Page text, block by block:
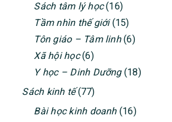
Sách tâm lý học(16)
Tầm nhìn thế giới(15)
Tôn giáo – Tâm linh(6)
Xã hội học(6)
Y học – Dinh Dưỡng(18)
Sách kinh tế(77)
Bài học kinh doanh(16)